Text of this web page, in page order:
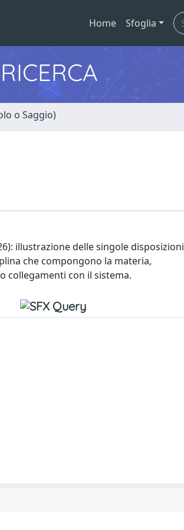
Home Sfoglia
o Saggio)
illustrazione delle singole disposizioni
che compongono la materia,
collegamenti con il sistema.